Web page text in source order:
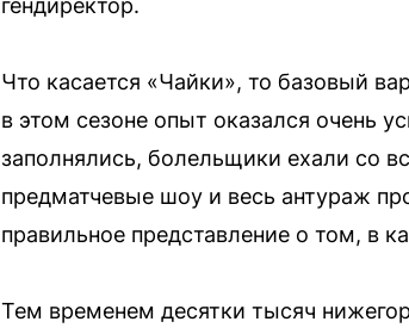
гендиректор.
Что касается «Чайки», то базовый
в этом сезоне опыт оказался очень
заполнялись, болельщики ехали со
предматчевые шоу и весь антураж
правильное представление о том, в
Тем временем десятки тысяч